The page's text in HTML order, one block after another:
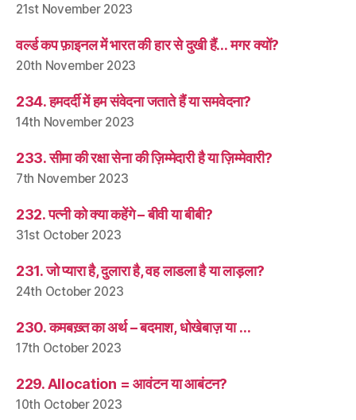
21st November 2023
वर्ल्ड कप फ़ाइनल में भारत की हार से दुखी हैं… मगर क्यों?
20th November 2023
234. हमदर्दी में हम संवेदना जताते हैं या समवेदना?
14th November 2023
233. सीमा की रक्षा सेना की ज़िम्मेदारी है या ज़िम्मेवारी?
7th November 2023
232. पत्नी को क्या कहेंगे – बीवी या बीबी?
31st October 2023
231. जो प्यारा है, दुलारा है, वह लाडला है या लाड़ला?
24th October 2023
230. कमबख़्त का अर्थ – बदमाश, धोखेबाज़ या …
17th October 2023
229. Allocation = आवंटन या आबंटन?
10th October 2023